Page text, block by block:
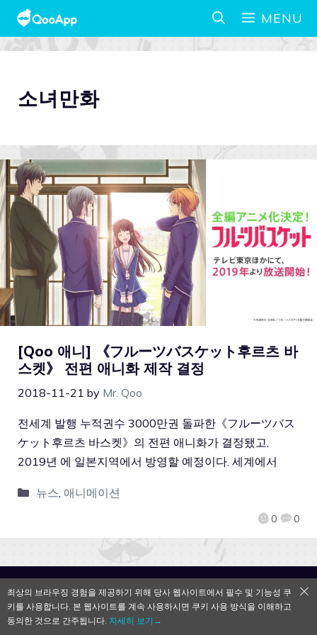
MENU
소녀만화
[Qoo 애니] 《フルーツバスケット후르츠 바
스켓》 전편 애니화 제작 결정
2018-11-21 by Mr. Qoo
0 0
전세계 발행 누적권수 3000만권 돌파한《フルーツバス
ケット후르츠 바스켓》의 전편 애니화가 결정됐고,
2019년 에 일본지역에서 방영할 예정이다. 세계에서
뉴스, 애니메이션
QooApp Limited © 2026
최상의 브라우징 경험을 제공하기 위해 당사 웹사이트에서 필수 및 기능성 쿠
키를 사용합니다. 본 웹사이트를 계속 사용하시면 쿠키 사용 방식을 이해하고
동의한 것으로 간주됩니다. 자세히 보기→